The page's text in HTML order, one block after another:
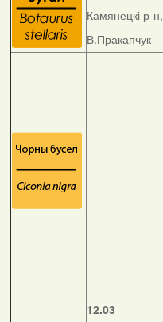
Камянецкі р-н,
В.Пракапчук
12.03